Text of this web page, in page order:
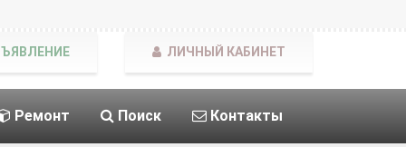
Ремонт Поиск Контакты
ЛИЧНЫЙ КАБИНЕТ